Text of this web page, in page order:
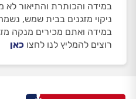
במידה והכותרת והתיאור
ניקוי מזגנים בבית שמש,
במידה ואתם מכירים מנקה
רוצים להמליץ לנו לחצו כאן